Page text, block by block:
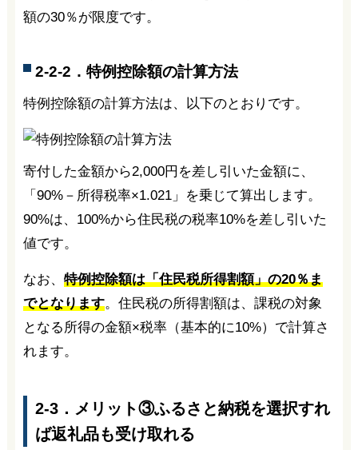
額の30％が限度です。
2-2-2．特例控除額の計算方法
特例控除額の計算方法は、以下のとおりです。
寄付した金額から2,000円を差し引いた金額に、
「90%－所得税率×1.021」を乗じて算出します。
90%は、100%から住民税の税率10%を差し引いた
値です。
なお、 特例控除額は「住民税所得割額」の20％ま
でとなります。住民税の所得割額は、課税の対象
となる所得の金額×税率（基本的に10%）で計算さ
れます。
2-3．メリット③ふるさと納税を選択すれ
ば返礼品も受け取れる